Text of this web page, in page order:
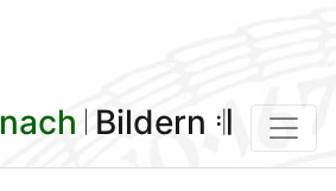
nach 𝄀 Bildern 𝄇